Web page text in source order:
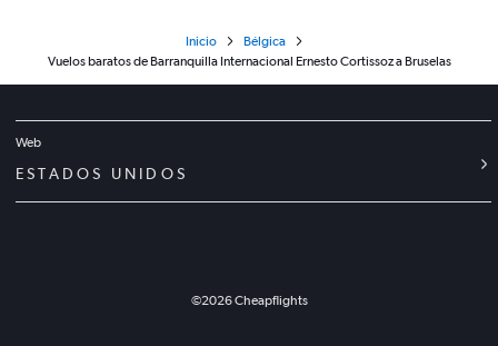
Inicio
Bélgica
Vuelos baratos de Barranquilla Internacional Ernesto Cortissoz a Bruselas
Web
ESTADOS UNIDOS
©2026Cheapflights